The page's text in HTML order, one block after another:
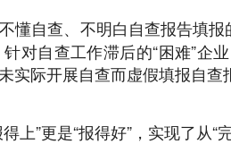
懂自查、不明白自查报告填
对自查工作滞后的“困难”企
际开展自查而虚假填报自查
”更是“报得好”，实现了从“